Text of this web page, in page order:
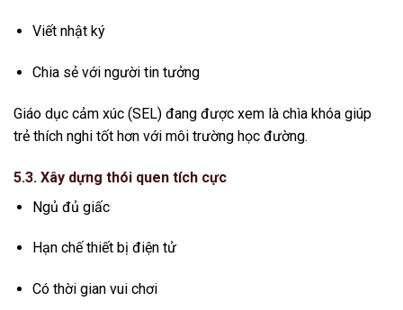
Viết nhật ký
Chia sẻ với người tin tưởng
Giáo dục cảm xúc (SEL) đang được xem là chìa khóa giúp
trẻ thích nghi tốt hơn với môi trường học đường.
5.3. Xây dựng thói quen tích cực
Ngủ đủ giấc
Hạn chế thiết bị điện tử
Có thời gian vui chơi